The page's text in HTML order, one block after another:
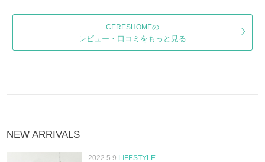
CERESHOMEの
レビュー・口コミをもっと見る
NEW ARRIVALS
2022.5.9 LIFESTYLE